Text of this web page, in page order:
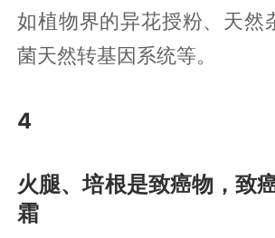
如植物界的异花授粉、天然
菌天然转基因系统等。
4
火腿、培根是致癌物，致
霜